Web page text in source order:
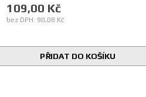
109,00 Kč
bez DPH: 90,08 Kč
PŘIDAT DO KOŠÍKU